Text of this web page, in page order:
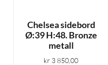
Chelsea sidebord
Ø:39 H:48. Bronze
metall
kr 3 850,00